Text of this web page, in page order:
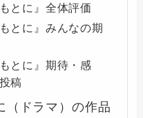
とに』全体評価
とに』みんなの期
とに』期待・感
稿
（ドラマ）の作品